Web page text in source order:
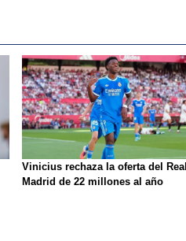
Vinicius rechaza la oferta del Real
Madrid de 22 millones al año